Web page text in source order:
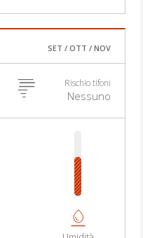
SET / OTT / NOV
Rischio tifoni
Nessuno